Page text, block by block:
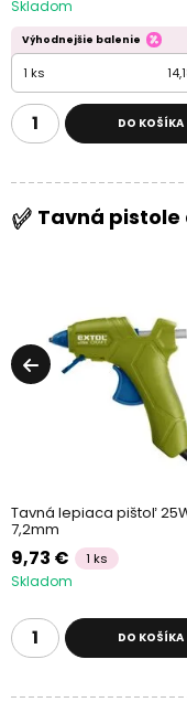
Skladom
Výhodnejšie balenie
1 ks
DO KOŠÍKA
Tavná
Tavná lepiaca pištoľ
7,2mm
9,73 € 1 ks
Skladom
DO KOŠÍKA